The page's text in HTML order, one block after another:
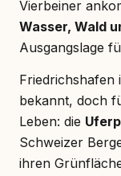
Vierbeiner
Wasser, Wald
Ausgangslage
Friedrichshafen
bekannt, doch
Leben: die
Schweizer
ihren